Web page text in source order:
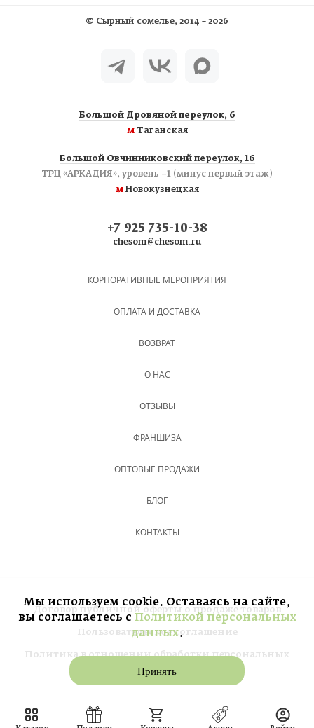
© Сырный сомелье, 2014 – 2026
Большой Дровяной переулок, 6
мТаганская
Большой Овчинниковский переулок, 16
ТРЦ «АРКАДИЯ», уровень −1 (минус первый этаж)
мНовокузнецкая
+7 925 735-10-38
chesom@chesom.ru
КОРПОРАТИВНЫЕ МЕРОПРИЯТИЯ
ОПЛАТА И ДОСТАВКА
ВОЗВРАТ
О НАС
ОТЗЫВЫ
ФРАНШИЗА
ОПТОВЫЕ ПРОДАЖИ
БЛОГ
КОНТАКТЫ
Мы используем cookie. Оставаясь на сайте,
вы соглашаетесь с Политикой персональных
данных.
Принять
Договор публичной оферты о продаже товаров
Пользовательское соглашение
Политика в отношении обработки персональных
данных